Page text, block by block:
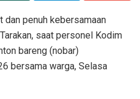
dan penuh kebersamaan
saat personel Kodim
bareng (nobar)
bersama warga, Selasa